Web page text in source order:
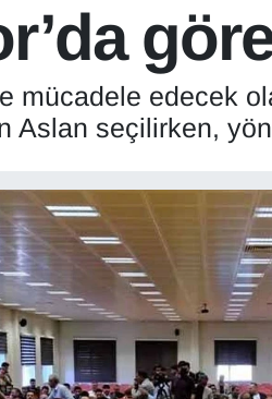
mücadele edecek
Aslan seçilirken,